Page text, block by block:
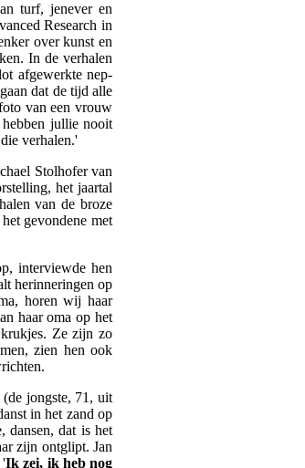
turf, jenever en
Research in
over kunst en
In de verhalen
afgewerkte nep-
dat de tijd alle
van een vrouw
hebben jullie nooit
verhalen.'
Stolhofer van
het jaartal
van de broze
gevondene met
interviewde hen
herinneringen op
horen wij haar
haar oma op het
krukjes. Ze zijn zo
zien hen ook
jongste, 71, uit
in het zand op
dansen, dat is het
zijn ontglipt. Jan
'Ik zei, ik heb nog